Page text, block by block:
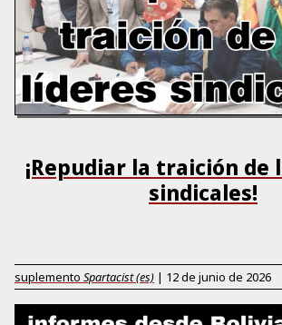
¡Repudiar la traición de
sindicales!
suplemento Spartacist (es) | 12 de junio de 2026